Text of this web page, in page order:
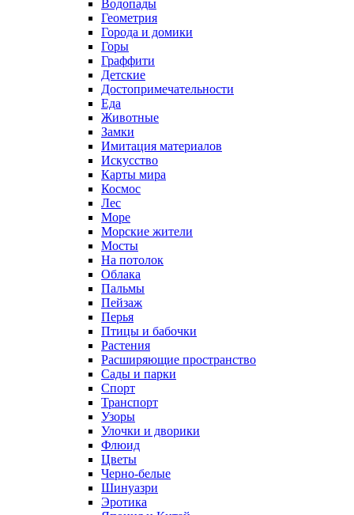
Водопады
Геометрия
Города и домики
Горы
Граффити
Детские
Достопримечательности
Еда
Животные
Замки
Имитация материалов
Искусство
Карты мира
Космос
Лес
Море
Морские жители
Мосты
На потолок
Облака
Пальмы
Пейзаж
Перья
Птицы и бабочки
Растения
Расширяющие пространство
Сады и парки
Спорт
Транспорт
Узоры
Улочки и дворики
Флюид
Цветы
Черно-белые
Шинуазри
Эротика